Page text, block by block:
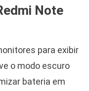
Note
para exibir
o modo escuro
bateria em